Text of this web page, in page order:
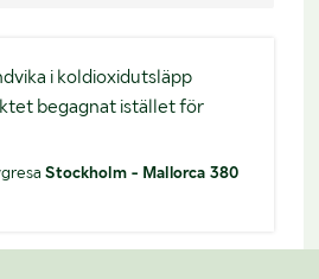
i koldioxidutsläpp
begagnat istället för
Stockholm - Mallorca 380